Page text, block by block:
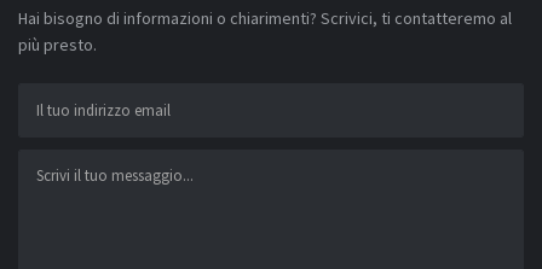
Hai bisogno di informazioni o chiarimenti? Scrivici, ti contatteremo al
più presto.